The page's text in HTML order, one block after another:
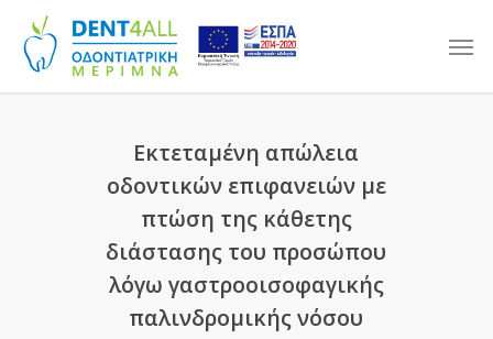
main
content
Εκτεταμένη απώλεια
οδοντικών επιφανειών με
πτώση της κάθετης
διάστασης του προσώπου
λόγω γαστροοισοφαγικής
παλινδρομικής νόσου